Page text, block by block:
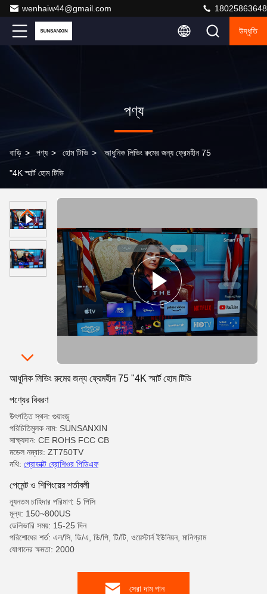
wenhaiw44@gmail.com 18025863648
উদ্ধৃতি
পণ্য
বাড়ি > পণ্য > হোম টিভি > আধুনিক লিভিং রুমের জন্য ফ্রেমহীন 75
"4K স্মার্ট হোম টিভি
আধুনিক লিভিং রুমের জন্য ফ্রেমহীন 75 "4K স্মার্ট হোম টিভি
পণ্যের বিবরণ
উৎপত্তি স্থল: গুয়াংজু
পরিচিতিমুলক নাম: SUNSANXIN
সাক্ষ্যদান: CE ROHS FCC CB
মডেল নম্বার: ZT750TV
নথি: প্রোডাক্ট ব্রোশিওর পিডিএফ
পেমেন্ট ও শিপিংয়ের শর্তাবলী
ন্যূনতম চাহিদার পরিমাণ: 5 পিসি
মূল্য: 150~800US
ডেলিভারি সময়: 15-25 দিন
পরিশোধের শর্ত: এল/সি, ডি/এ, ডি/পি, টি/টি, ওয়েস্টার্ন ইউনিয়ন, মানিগ্রাম
যোগানের ক্ষমতা: 2000
সেরা দাম পান